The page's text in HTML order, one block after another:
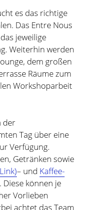
es das richtige
Das Entre Nous
jeweilige
Weiterhin werden
dem großen
Räume zum
Workshoparbeit
der
Tag über eine
Verfügung.
Getränken sowie
– und Kaffee­
. Diese können je
Vorlieben
achtet das Team